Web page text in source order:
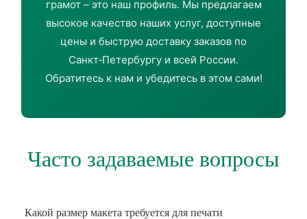
грамот – это наш профиль. Мы предлагаем
высокое качество наших услуг, доступные
цены и быструю доставку заказов по
Санкт‑Петербургу и всей России.
Обратитесь к нам и убедитесь в этом сами!
Часто задаваемые вопросы
Какой размер макета требуется для печати